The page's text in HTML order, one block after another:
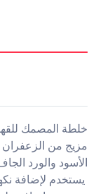
خلطة المصمك للقهوة
مزيج من الزعفران
الأسود والورد
يستخدم لإضافة